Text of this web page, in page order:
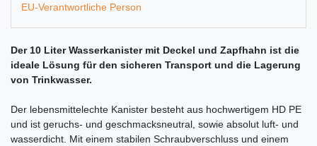
EU-Verantwortliche Person
Der 10 Liter Wasserkanister mit Deckel und Zapfhahn ist die
ideale Lösung für den sicheren Transport und die Lagerung
von Trinkwasser.
Der lebensmittelechte Kanister besteht aus hochwertigem HD PE
und ist geruchs- und geschmacksneutral, sowie absolut luft- und
wasserdicht. Mit einem stabilen Schraubverschluss und einem